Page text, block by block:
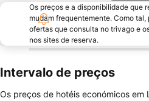
Os preços e a disponibilidade que
mudam frequentemente. Como
ofertas que consulta no trivago e
nos sites de reserva.
Intervalo de preços
Os preços de hotéis económicos em